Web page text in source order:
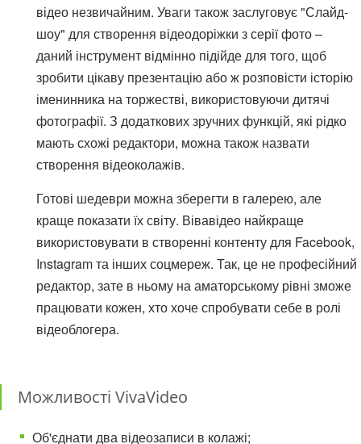
відео незвичайним. Уваги також заслуговує "Слайд-
шоу" для створення відеодоріжки з серії фото –
даний інструмент відмінно підійде для того, щоб
зробити цікаву презентацію або ж розповісти історію
іменинника на торжестві, використовуючи дитячі
фотографії. З додаткових зручних функцій, які рідко
мають схожі редактори, можна також назвати
створення відеоколажів.
Готові шедеври можна зберегти в галерею, але
краще показати їх світу. Вівавідео найкраще
використовувати в створенні контенту для Facebook,
Instagram та інших соцмереж. Так, це не професійний
редактор, зате в ньому на аматорському рівні зможе
працювати кожен, хто хоче спробувати себе в ролі
відеоблогера.
Можливості VivaVideo
Об'єднати два відеозаписи в колажі;